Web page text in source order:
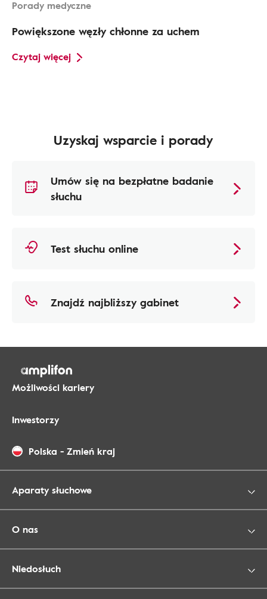
Porady medyczne
Powiększone węzły chłonne za uchem
Czytaj więcej
Uzyskaj wsparcie i porady
Umów się na bezpłatne badanie
słuchu
Test słuchu online
Znajdź najbliższy gabinet
Możliwości kariery
Inwestorzy
Polska - Zmień kraj
Aparaty słuchowe
O nas
Niedosłuch